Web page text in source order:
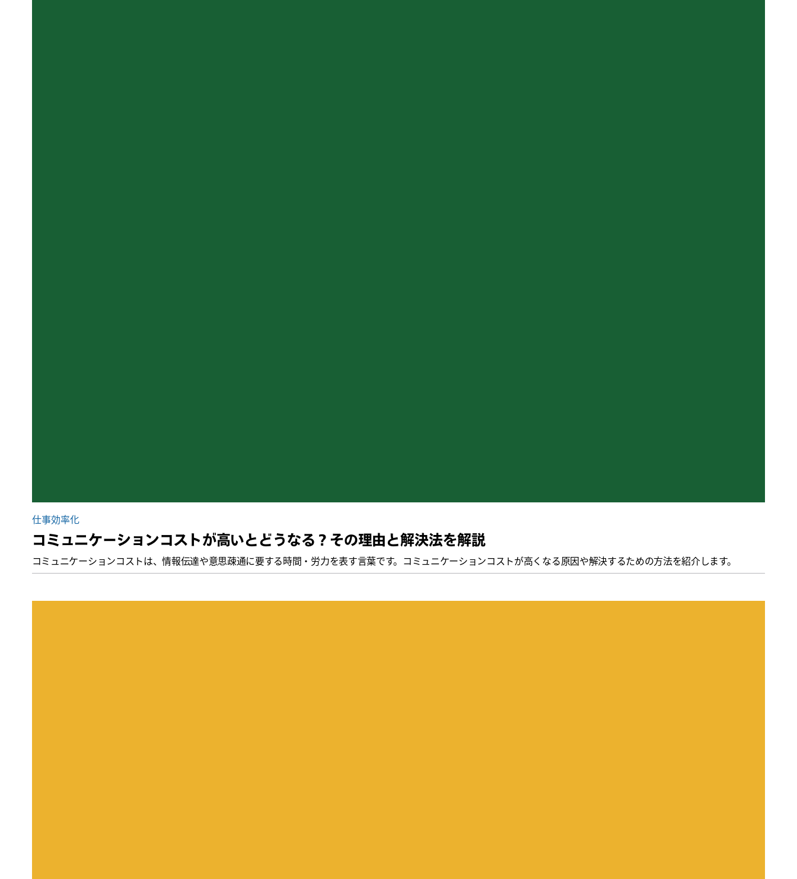
仕事効率化
コミュニケーションコストが高いとどうなる？その理由と解決法を解説
コミュニケーションコストは、情報伝達や意思疎通に要する時間・労力を表す言葉です。コミュニケーションコストが高くなる原因や解決するための方法を紹介します。